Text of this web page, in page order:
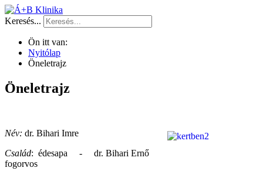
Keresés...
Ön itt van:
Nyitólap
Öneletrajz
Öneletrajz
Név: dr. Bihari Imre
Család: édesapa - dr. Bihari Ernő
fogorvos